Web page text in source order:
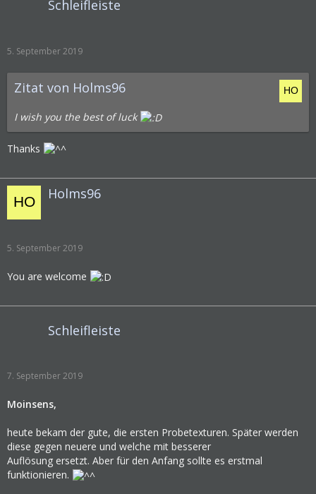
Schleifleiste
5. September 2019
Zitat von Holms96
I wish you the best of luck
Thanks
Holms96
5. September 2019
You are welcome
Schleifleiste
7. September 2019
Moinsens,
heute bekam der gute, die ersten Probetexturen. Später werden
diese gegen neuere und welche mit besserer
Auflösung ersetzt. Aber für den Anfang sollte es erstmal
funktionieren.